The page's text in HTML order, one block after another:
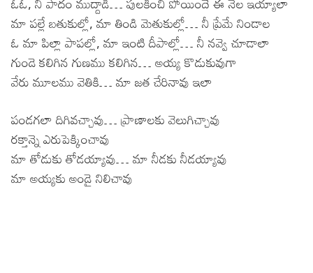
మా పల్లే బతుకుల్లో, మా తిండి మెతుకుల్లో… నీ ప్రేమే నిండాల
ఓ మా పిల్లా పాపల్లో, మా ఇంటి దీపాల్లో… నీ నవ్వె చూడాలా
గుండె కలిగిన గుణము కలిగిన… అయ్య కొడుకువుగా
వేరు మూలము వెతికి… మా జత చేరినావు ఇలా
పండగలా దిగివచ్చావు… ప్రాణాలకు వెలుగిచ్చావు
రక్తాన్నె ఎరుపెక్కించావు
మా తోడుకు తోడయ్యావు… మా నీడకు నీడయ్యావు
మా అయ్యకు అండై నిలిచావు